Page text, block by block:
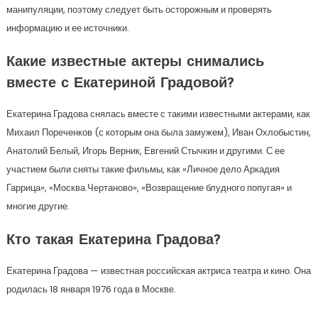
манипуляции, поэтому следует быть осторожным и проверять
информацию и ее источники.
Какие известные актеры снимались
вместе с Екатериной Градовой?
Екатерина Градова снялась вместе с такими известными актерами, как
Михаил Пореченков (с которым она была замужем), Иван Охлобыстин,
Анатолий Белый, Игорь Верник, Евгений Стычкин и другими. С ее
участием были сняты такие фильмы, как «Личное дело Аркадия
Гаррица», «Москва.Чертаново», «Возвращение блудного попугая» и
многие другие.
Кто такая Екатерина Градова?
Екатерина Градова — известная российская актриса театра и кино. Она
родилась 18 января 1976 года в Москве.